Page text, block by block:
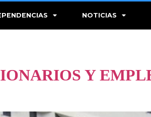
NOTICIAS
Y